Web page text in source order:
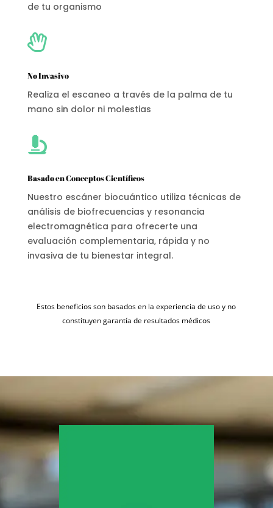
de tu organismo

No Invasivo
Realiza el escaneo a través de la palma de tu
mano sin dolor ni molestias

Basado en Conceptos Científicos
Nuestro escáner biocuántico utiliza técnicas de
análisis de biofrecuencias y resonancia
electromagnética para ofrecerte una
evaluación complementaria, rápida y no
invasiva de tu bienestar integral.
Estos beneficios son basados en la experiencia de uso y no
constituyen garantía de resultados médicos